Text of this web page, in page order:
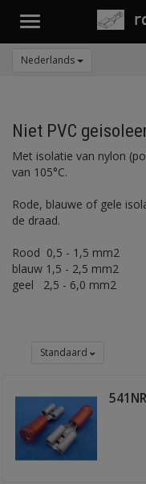
Toggle
Nederlands
Niet PVC
Met isolatie van nylon
van 105°C.
Rode, blauwe of gele
de draad.
Rood 0,5 - 1,5 mm2
blauw 1,5 - 2,5 mm2
geel 2,5 - 6,0 mm2
Standaard